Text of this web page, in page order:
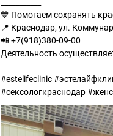
💙 Помогаем сохранять
📍 Краснодар, ул.
📲 +7(918)380-09-00
Деятельность
#estelifeclinic
#сексологкраснодар